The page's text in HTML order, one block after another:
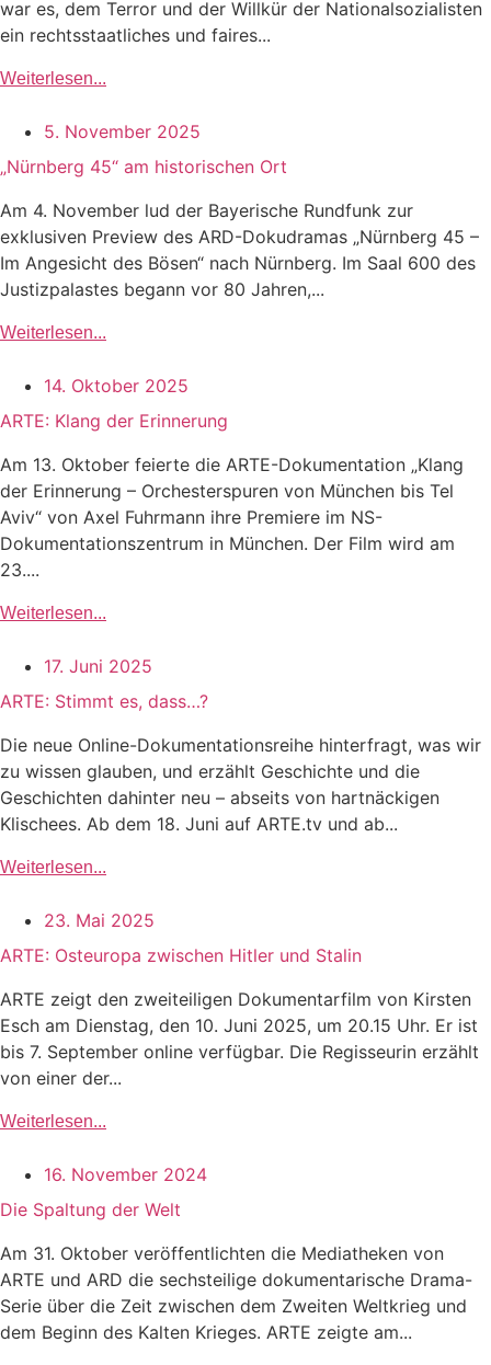
war es, dem Terror und der Willkür der Nationalsozialisten
ein rechtsstaatliches und faires...
Weiterlesen...
5. November 2025
„Nürnberg 45“ am historischen Ort
Am 4. November lud der Bayerische Rundfunk zur
exklusiven Preview des ARD-Dokudramas „Nürnberg 45 –
Im Angesicht des Bösen“ nach Nürnberg. Im Saal 600 des
Justizpalastes begann vor 80 Jahren,...
Weiterlesen...
14. Oktober 2025
ARTE: Klang der Erinnerung
Am 13. Oktober feierte die ARTE-Dokumentation „Klang
der Erinnerung – Orchesterspuren von München bis Tel
Aviv“ von Axel Fuhrmann ihre Premiere im NS-
Dokumentationszentrum in München. Der Film wird am
23....
Weiterlesen...
17. Juni 2025
ARTE: Stimmt es, dass…?
Die neue Online-Dokumentationsreihe hinterfragt, was wir
zu wissen glauben, und erzählt Geschichte und die
Geschichten dahinter neu – abseits von hartnäckigen
Klischees. Ab dem 18. Juni auf ARTE.tv und ab...
Weiterlesen...
23. Mai 2025
ARTE: Osteuropa zwischen Hitler und Stalin
ARTE zeigt den zweiteiligen Dokumentarfilm von Kirsten
Esch am Dienstag, den 10. Juni 2025, um 20.15 Uhr. Er ist
bis 7. September online verfügbar. Die Regisseurin erzählt
von einer der...
Weiterlesen...
16. November 2024
Die Spaltung der Welt
Am 31. Oktober veröffentlichten die Mediatheken von
ARTE und ARD die sechsteilige dokumentarische Drama-
Serie über die Zeit zwischen dem Zweiten Weltkrieg und
dem Beginn des Kalten Krieges. ARTE zeigte am...